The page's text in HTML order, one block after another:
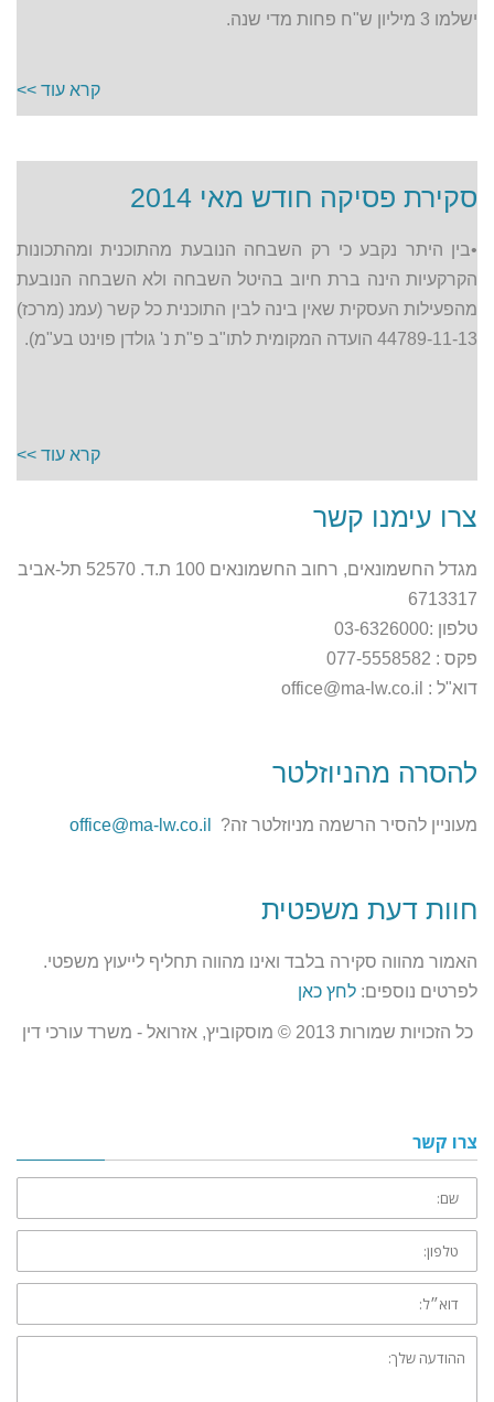
ישלמו 3 מיליון ש"ח פחות מדי שנה.
קרא עוד >>
סקירת פסיקה חודש מאי 2014
•בין היתר נקבע כי רק השבחה הנובעת מהתוכנית ומהתכונות
הקרקעיות הינה ברת חיוב בהיטל השבחה ולא השבחה הנובעת
מהפעילות העסקית שאין בינה לבין התוכנית כל קשר (עמנ (מרכז)
44789-11-13 הועדה המקומית לתו"ב פ"ת נ' גולדן פוינט בע"מ).
קרא עוד >>
צרו עימנו קשר
מגדל החשמונאים, רחוב החשמונאים 100 ת.ד. 52570 תל-אביב
6713317
טלפון :03-6326000
פקס : 077-5558582
דוא"ל : office@ma-lw.co.il
להסרה מהניוזלטר
מעוניין להסיר הרשמה מניוזלטר זה? office@ma-lw.co.il
חוות דעת משפטית
האמור מהווה סקירה בלבד ואינו מהווה תחליף לייעוץ משפטי.
לפרטים נוספים: לחץ כאן
כל הזכויות שמורות 2013 © מוסקוביץ, אזרואל - משרד עורכי דין
צרו קשר
שם:
טלפון:
דוא״ל:
ההודעה
שלך: